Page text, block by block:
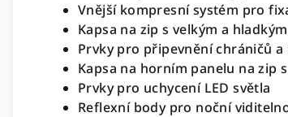
Vnější kompresní systém pro
Kapsa na zip s velkým a
Prvky pro připevnění chráničů
Kapsa na horním panelu na
Prvky pro uchycení LED světla
Reflexní body pro noční